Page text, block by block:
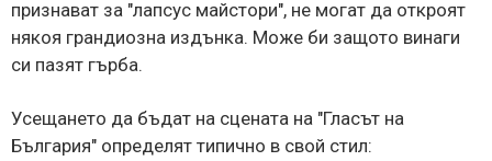
признават за "лапсус майстори", не могат да откроят
някоя грандиозна издънка. Може би защото винаги
си пазят гърба.
Усещането да бъдат на сцената на "Гласът на
България" определят типично в свой стил: